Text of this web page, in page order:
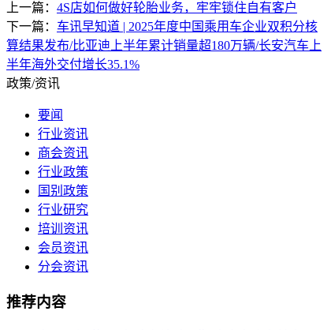
上一篇： 4S店如何做好轮胎业务，牢牢锁住自有客户
下一篇： 车讯早知道 | 2025年度中国乘用车企业双积分核
算结果发布/比亚迪上半年累计销量超180万辆/长安汽车上
半年海外交付增长35.1%
政策/资讯
要闻
行业资讯
商会资讯
行业政策
国别政策
行业研究
培训资讯
会员资讯
分会资讯
推荐内容